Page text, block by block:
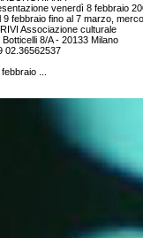
venerdì 8 febbraio
9 febbraio fino al 7 marzo,
Associazione culturale
Botticelli 8/A - 20133 Milano
02.36562537
...